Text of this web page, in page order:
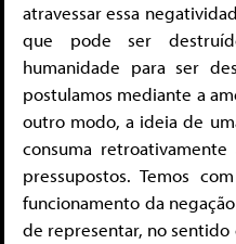
atravessar essa
que pode ser
humanidade para ser
postulamos mediante a
outro modo, a ideia de
consuma
pressupostos. Temos
funcionamento da
de representar, no